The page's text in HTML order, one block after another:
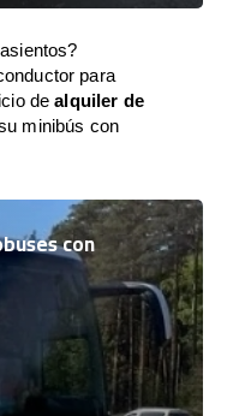
para
dealquiler de
minibús con
con